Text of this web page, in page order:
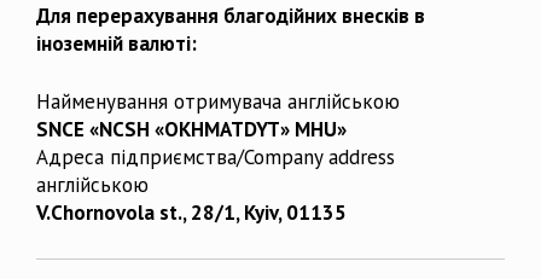
Для перерахування благодійних внесків в
іноземній валюті:
Найменування отримувача англійською
SNCE «NCSH «OKHMATDYT» MHU»
Адреса підприємства/Company address
англійською
V.Chornovola st., 28/1, Kyiv, 01135